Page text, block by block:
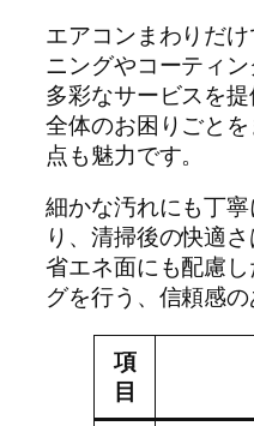
エアコンまわりだ
ニングやコーティ
多彩なサービスを
全体のお困りごと
点も魅力です。
細かな汚れにも丁
り、清掃後の快適
省エネ面にも配慮
グを行う、信頼感の
項
目